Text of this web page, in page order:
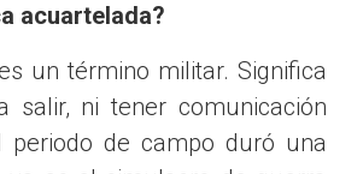
acuartelada?
un término militar. Significa
salir, ni tener comunicación
periodo de campo duró una